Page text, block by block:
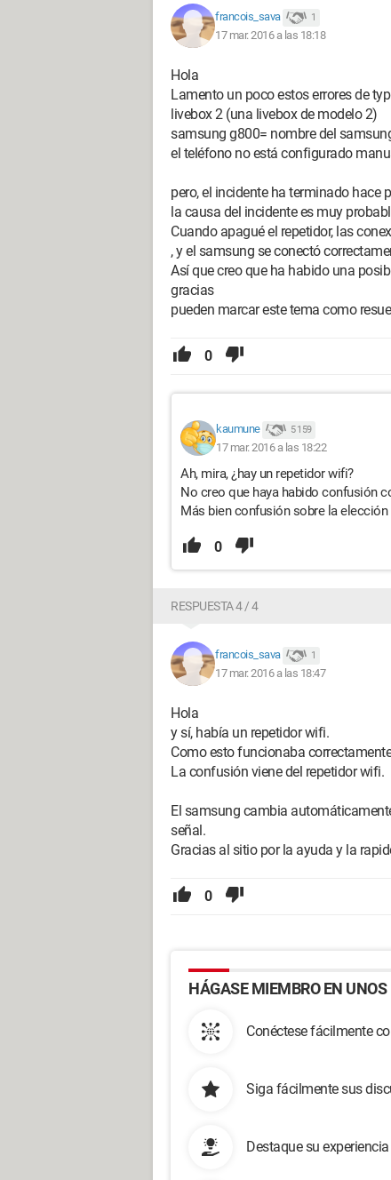
francois_sava 1
17 mar. 2016 a las 18:18
Hola
Lamento un poco estos errores de
livebox 2 (una livebox de modelo 2)
samsung g800= nombre del
el teléfono no está configurado
pero, el incidente ha terminado hace
la causa del incidente es muy
Cuando apagué el repetidor, las
, y el samsung se conectó
Así que creo que ha habido una
gracias
pueden marcar este tema como
0
kaumune 5 159
17 mar. 2016 a las 18:22
Ah, mira, ¿hay un repetidor wifi?
No creo que haya habido confusión
Más bien confusión sobre la
0
RESPUESTA 4 / 4
francois_sava 1
17 mar. 2016 a las 18:47
Hola
y sí, había un repetidor wifi.
Como esto funcionaba
La confusión viene del repetidor wifi.
El samsung cambia
señal.
Gracias al sitio por la ayuda y la
0
HÁGASE MIEMBRO EN
Conéctese fácilmente
Siga fácilmente sus
Destaque su